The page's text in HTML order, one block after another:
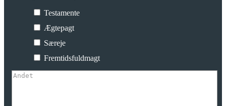
Testamente
Ægtepagt
Særeje
Fremtidsfuldmagt